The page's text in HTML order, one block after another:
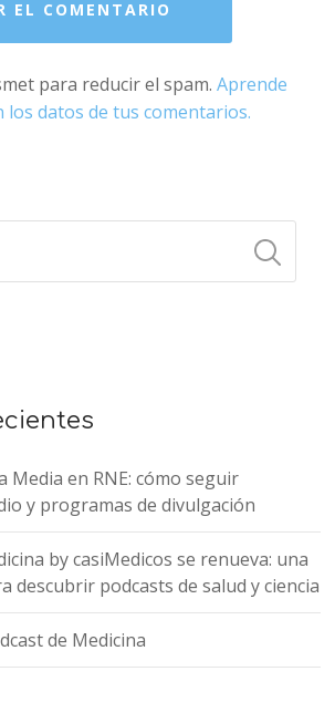
para reducir el spam.Aprende
los datos de tus comentarios.
Media en RNE: cómo seguir
y programas de divulgación
by casiMedicos se renueva: una
descubrir podcasts de salud y ciencia
de Medicina